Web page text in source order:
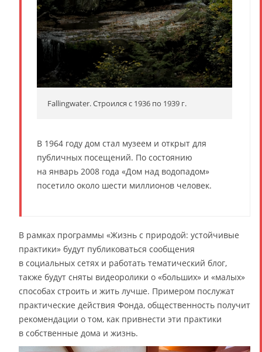
Fallingwater. Строился с 1936 по 1939 г.
В 1964 году дом стал музеем и открыт для
публичных посещений. По состоянию
на январь 2008 года «Дом над водопадом»
посетило около шести миллионов человек.
В рамках программы «Жизнь с природой: устойчивые
практики» будут публиковаться сообщения
в социальных сетях и работать тематический блог,
также будут сняты видеоролики о «больших» и «малых»
способах строить и жить лучше. Примером послужат
практические действия Фонда, общественность получит
рекомендации о том, как привнести эти практики
в собственные дома и жизнь.